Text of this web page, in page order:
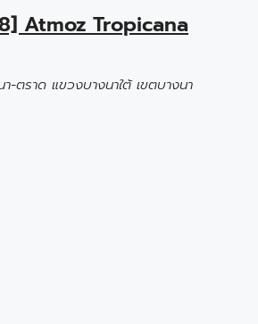
Atmoz Tropicana
-ตราด แขวงบางนาใต้ เขตบางนา